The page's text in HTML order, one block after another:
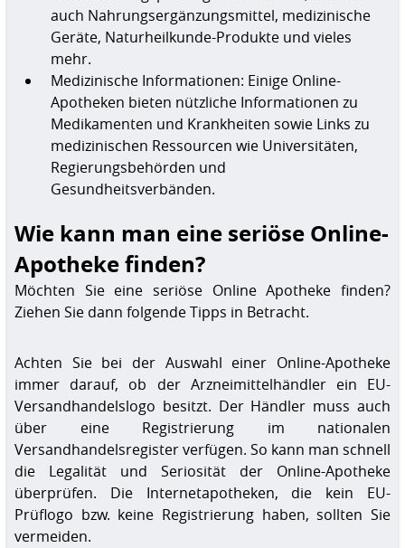
auch Nahrungsergänzungsmittel, medizinische
Geräte, Naturheilkunde-Produkte und vieles
mehr.
Medizinische Informationen: Einige Online-
Apotheken bieten nützliche Informationen zu
Medikamenten und Krankheiten sowie Links zu
medizinischen Ressourcen wie Universitäten,
Regierungsbehörden und
Gesundheitsverbänden.
Wie kann man eine seriöse Online-
Apotheke finden?
Möchten Sie eine seriöse Online Apotheke finden?
Ziehen Sie dann folgende Tipps in Betracht.
Achten Sie bei der Auswahl einer Online-Apotheke
immer darauf, ob der Arzneimittelhändler ein EU-
Versandhandelslogo besitzt. Der Händler muss auch
über eine Registrierung im nationalen
Versandhandelsregister verfügen. So kann man schnell
die Legalität und Seriosität der Online-Apotheke
überprüfen. Die Internetapotheken, die kein EU-
Prüflogo bzw. keine Registrierung haben, sollten Sie
vermeiden.